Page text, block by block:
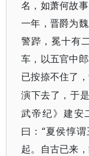
名，如萧何故
一年，晋爵为
警跸，冕十有
车，以五官中
已按捺不住了
演下去了，于
武帝纪》建安
曰：“夏侯惇
起。自古已来